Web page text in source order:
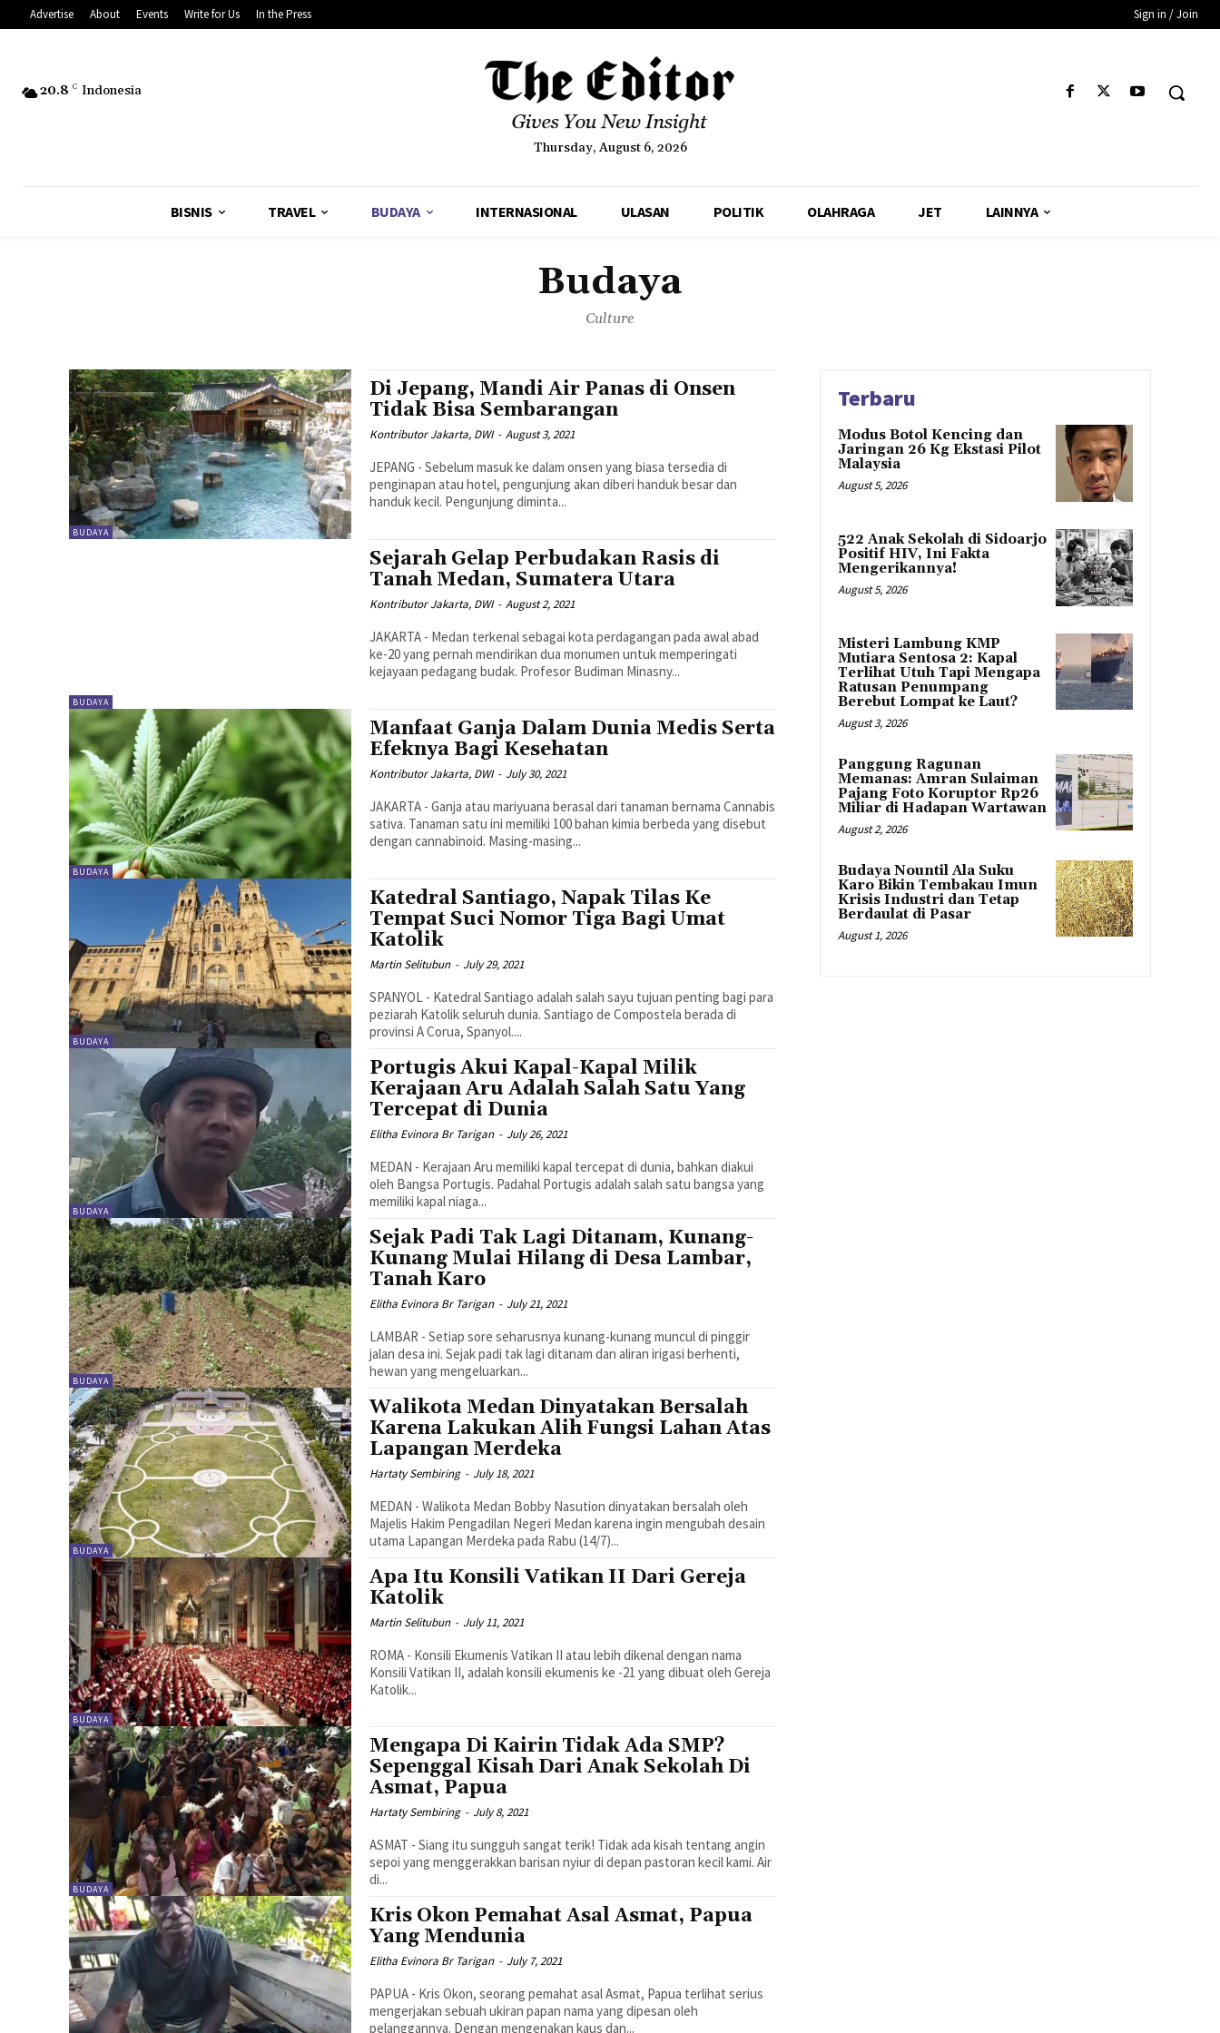
Advertise About Events Write for Us In the Press Sign in / Join
20.8 C Indonesia
Thursday, August 6, 2026
BISNIS TRAVEL BUDAYA INTERNASIONAL ULASAN POLITIK OLAHRAGA JET LAINNYA
Budaya
Culture
BUDAYA
Di Jepang, Mandi Air Panas di Onsen
Tidak Bisa Sembarangan
Kontributor Jakarta, DWI - August 3, 2021
JEPANG - Sebelum masuk ke dalam onsen yang biasa tersedia di
penginapan atau hotel, pengunjung akan diberi handuk besar dan
handuk kecil. Pengunjung diminta...
BUDAYA
Sejarah Gelap Perbudakan Rasis di
Tanah Medan, Sumatera Utara
Kontributor Jakarta, DWI - August 2, 2021
JAKARTA - Medan terkenal sebagai kota perdagangan pada awal abad
ke-20 yang pernah mendirikan dua monumen untuk memperingati
kejayaan pedagang budak. Profesor Budiman Minasny...
BUDAYA
Manfaat Ganja Dalam Dunia Medis Serta
Efeknya Bagi Kesehatan
Kontributor Jakarta, DWI - July 30, 2021
JAKARTA - Ganja atau mariyuana berasal dari tanaman bernama Cannabis
sativa. Tanaman satu ini memiliki 100 bahan kimia berbeda yang disebut
dengan cannabinoid. Masing-masing...
BUDAYA
Katedral Santiago, Napak Tilas Ke
Tempat Suci Nomor Tiga Bagi Umat
Katolik
Martin Selitubun - July 29, 2021
SPANYOL - Katedral Santiago adalah salah sayu tujuan penting bagi para
peziarah Katolik seluruh dunia. Santiago de Compostela berada di
provinsi A Corua, Spanyol....
BUDAYA
Portugis Akui Kapal-Kapal Milik
Kerajaan Aru Adalah Salah Satu Yang
Tercepat di Dunia
Elitha Evinora Br Tarigan - July 26, 2021
MEDAN - Kerajaan Aru memiliki kapal tercepat di dunia, bahkan diakui
oleh Bangsa Portugis. Padahal Portugis adalah salah satu bangsa yang
memiliki kapal niaga...
BUDAYA
Sejak Padi Tak Lagi Ditanam, Kunang-
Kunang Mulai Hilang di Desa Lambar,
Tanah Karo
Elitha Evinora Br Tarigan - July 21, 2021
LAMBAR - Setiap sore seharusnya kunang-kunang muncul di pinggir
jalan desa ini. Sejak padi tak lagi ditanam dan aliran irigasi berhenti,
hewan yang mengeluarkan...
BUDAYA
Walikota Medan Dinyatakan Bersalah
Karena Lakukan Alih Fungsi Lahan Atas
Lapangan Merdeka
Hartaty Sembiring - July 18, 2021
MEDAN - Walikota Medan Bobby Nasution dinyatakan bersalah oleh
Majelis Hakim Pengadilan Negeri Medan karena ingin mengubah desain
utama Lapangan Merdeka pada Rabu (14/7)...
BUDAYA
Apa Itu Konsili Vatikan II Dari Gereja
Katolik
Martin Selitubun - July 11, 2021
ROMA - Konsili Ekumenis Vatikan II atau lebih dikenal dengan nama
Konsili Vatikan II, adalah konsili ekumenis ke -21 yang dibuat oleh Gereja
Katolik...
BUDAYA
Mengapa Di Kairin Tidak Ada SMP?
Sepenggal Kisah Dari Anak Sekolah Di
Asmat, Papua
Hartaty Sembiring - July 8, 2021
ASMAT - Siang itu sungguh sangat terik! Tidak ada kisah tentang angin
sepoi yang menggerakkan barisan nyiur di depan pastoran kecil kami. Air
di...
Kris Okon Pemahat Asal Asmat, Papua
Yang Mendunia
Elitha Evinora Br Tarigan - July 7, 2021
PAPUA - Kris Okon, seorang pemahat asal Asmat, Papua terlihat serius
mengerjakan sebuah ukiran papan nama yang dipesan oleh
pelanggannya. Dengan mengenakan kaus dan...
Terbaru
Modus Botol Kencing dan
Jaringan 26 Kg Ekstasi Pilot
Malaysia
August 5, 2026
522 Anak Sekolah di Sidoarjo
Positif HIV, Ini Fakta
Mengerikannya!
August 5, 2026
Misteri Lambung KMP
Mutiara Sentosa 2: Kapal
Terlihat Utuh Tapi Mengapa
Ratusan Penumpang
Berebut Lompat ke Laut?
August 3, 2026
Panggung Ragunan
Memanas: Amran Sulaiman
Pajang Foto Koruptor Rp26
Miliar di Hadapan Wartawan
August 2, 2026
Budaya Nountil Ala Suku
Karo Bikin Tembakau Imun
Krisis Industri dan Tetap
Berdaulat di Pasar
August 1, 2026